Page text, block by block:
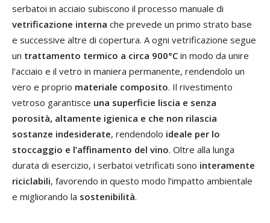
serbatoi in acciaio subiscono il processo manuale di
vetrificazione interna che prevede un primo strato base
e successive altre di copertura. A ogni vetrificazione segue
un trattamento termico a circa 900°C in modo da unire
l’acciaio e il vetro in maniera permanente, rendendolo un
vero e proprio materiale composito. Il rivestimento
vetroso garantisce una superficie liscia e senza
porosità, altamente igienica e che non rilascia
sostanze indesiderate, rendendolo ideale per lo
stoccaggio e l’affinamento del vino. Oltre alla lunga
durata di esercizio, i serbatoi vetrificati sono interamente
riciclabili, favorendo in questo modo l’impatto ambientale
e migliorando la sostenibilità.